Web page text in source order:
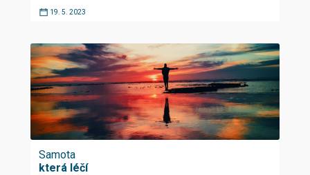
19. 5. 2023
Samota
která léčí